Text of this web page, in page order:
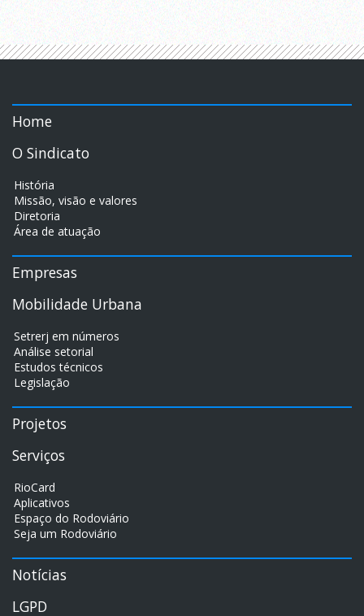
Home
O Sindicato
História
Missão, visão e valores
Diretoria
Área de atuação
Empresas
Mobilidade Urbana
Setrerj em números
Análise setorial
Estudos técnicos
Legislação
Projetos
Serviços
RioCard
Aplicativos
Espaço do Rodoviário
Seja um Rodoviário
Notícias
LGPD